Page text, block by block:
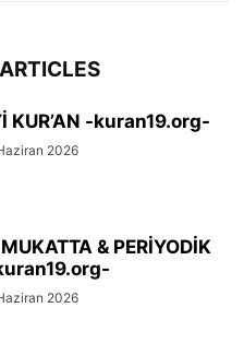
KUR’AN -kuran19.org-
2026
& PERİYODİK
2026